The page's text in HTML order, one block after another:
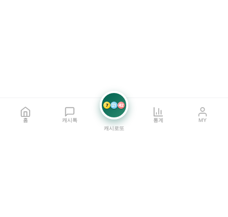
홈 캐시톡
7 21 42
캐시로또
통계 MY